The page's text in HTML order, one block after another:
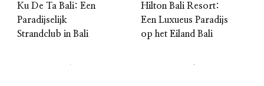
Ku De Ta Bali: Een
Paradijselijk
Strandclub in Bali
Hilton Bali Resort:
Een Luxueus Paradijs
op het Eiland Bali